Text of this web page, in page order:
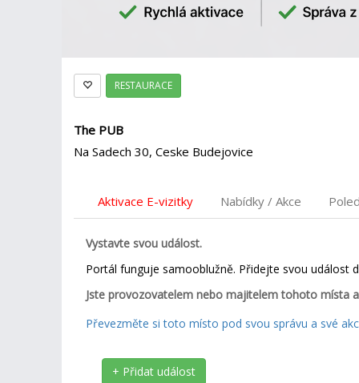
RESTAURACE
The PUB
Na Sadech 30, Ceske Budejovice
Aktivace E-vizitky Nabídky / Akce
Vystavte svou událost.
Portál funguje samooblužně. Přidejte svou událost
Jste provozovatelem nebo majitelem tohoto místa
Převezměte si toto místo pod svou správu a své
+ Přidat událost